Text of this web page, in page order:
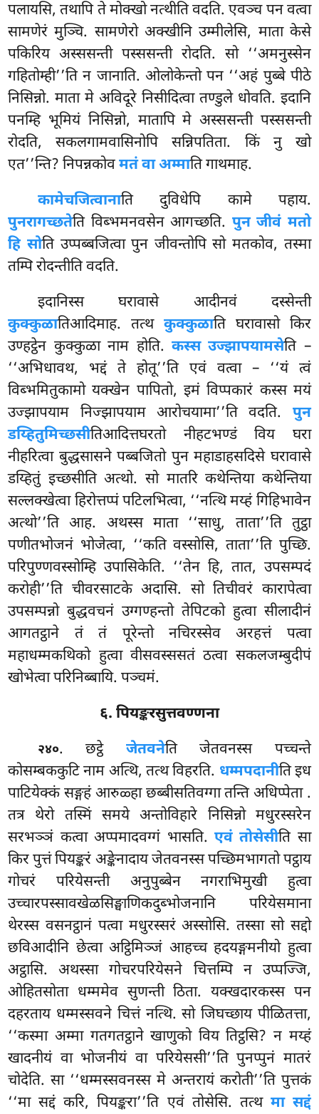
पलायसि, तथापि ते मोक्खो नत्थीति वदति. एवञ्च पन वत्वा
सामणेरं मुञ्चि. सामणेरो अक्खीनि उम्मीलेसि, माता केसे
पकिरिय अस्ससन्ती पस्ससन्ती रोदति. सो ‘‘अमनुस्सेन
गहितोम्ही’’ति न जानाति. ओलोकेन्तो पन ‘‘अहं पुब्बे पीठे
निसिन्नो. माता मे अविदूरे निसीदित्वा तण्डुले धोवति. इदानि
पनम्हि भूमियं निसिन्नो, मातापि मे अस्ससन्ती पस्ससन्ती
रोदति, सकलगामवासिनोपि सन्निपतिता. किं नु खो
एत’’न्ति? निपन्नकोवमतं वा अम्माति गाथमाह.
कामेचजित्वानाति दुविधेपि कामे पहाय.
पुनरागच्छतेति विब्भमनवसेन आगच्छति. पुन जीवं मतो
हि सोति उप्पब्बजित्वा पुन जीवन्तोपि सो मतकोव, तस्मा
तम्पि रोदन्तीति वदति.
इदानिस्स घरावासे आदीनवं दस्सेन्ती
कुक्कुळातिआदिमाह. तत्थ कुक्कुळाति घरावासो किर
उण्हट्ठेन कुक्कुळा नाम होति. कस्स उज्झापयामसेति –
‘‘अभिधावथ, भद्दं ते होतू’’ति एवं वत्वा – ‘‘यं त्वं
विब्भमितुकामो यक्खेन पापितो, इमं विप्पकारं कस्स मयं
उज्झापयाम निज्झापयाम आरोचयामा’’ति वदति. पुन
डय्हितुमिच्छसीतिआदित्तघरतो नीहटभण्डं विय घरा
नीहरित्वा बुद्धसासने पब्बजितो पुन महाडाहसदिसे घरावासे
डय्हितुं इच्छसीति अत्थो. सो मातरि कथेन्तिया कथेन्तिया
सल्लक्खेत्वा हिरोत्तप्पं पटिलभित्वा, ‘‘नत्थि मय्हं गिहिभावेन
अत्थो’’ति आह. अथस्स माता ‘‘साधु, ताता’’ति तुट्ठा
पणीतभोजनं भोजेत्वा, ‘‘कति वस्सोसि, ताता’’ति पुच्छि.
परिपुण्णवस्सोम्हि उपासिकेति. ‘‘तेन हि, तात, उपसम्पदं
करोही’’ति चीवरसाटके अदासि. सो तिचीवरं कारापेत्वा
उपसम्पन्नो बुद्धवचनं उग्गण्हन्तो तेपिटको हुत्वा सीलादीनं
आगतट्ठाने तं तं पूरेन्तो नचिरस्सेव अरहत्तं पत्वा
महाधम्मकथिको हुत्वा वीसवस्ससतं ठत्वा सकलजम्बुदीपं
खोभेत्वा परिनिब्बायि. पञ्चमं.
६. पियङ्करसुत्तवण्णना
२४०. छट्ठे जेतवनेति जेतवनस्स पच्चन्ते
कोसम्बककुटि नाम अत्थि, तत्थ विहरति. धम्मपदानीति इध
पाटियेक्कं सङ्गहं आरुळ्हा छब्बीसतिवग्गा तन्ति अधिप्पेता .
तत्र थेरो तस्मिं समये अन्तोविहारे निसिन्नो मधुरस्सरेन
सरभञ्ञं कत्वा अप्पमादवग्गं भासति. एवं तोसेसीति सा
किर पुत्तं पियङ्करं अङ्केनादाय जेतवनस्स पच्छिमभागतो पट्ठाय
गोचरं परियेसन्ती अनुपुब्बेन नगराभिमुखी हुत्वा
उच्चारपस्सावखेळसिङ्घाणिकदुब्भोजनानि परियेसमाना
थेरस्स वसनट्ठानं पत्वा मधुरस्सरं अस्सोसि. तस्सा सो सद्दो
छविआदीनि छेत्वाअट्ठिमिञ्जं आहच्च हदयङ्गमनीयो हुत्वा
अट्ठासि. अथस्सा गोचरपरियेसने चित्तम्पि न उप्पज्जि,
ओहितसोता धम्ममेव सुणन्ती ठिता. यक्खदारकस्स पन
दहरताय धम्मस्सवने चित्तं नत्थि. सो जिघच्छाय पीळितत्ता,
‘‘कस्मा अम्मा गतगतट्ठाने खाणुको विय तिट्ठसि? न मय्हं
खादनीयं वा भोजनीयं वा परियेससी’’ति पुनप्पुनं मातरं
चोदेति. सा ‘‘धम्मस्सवनस्स मे अन्तरायं करोती’’ति पुत्तकं
‘‘मा सद्दं करि, पियङ्करा’’ति एवं तोसेसि. तत्थ मा सद्दं